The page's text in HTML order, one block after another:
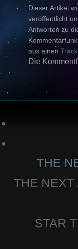
Dieser Artikel
veröffentlicht
Antworten zu
aus einen
Die
THE
THE NEXT
STAR